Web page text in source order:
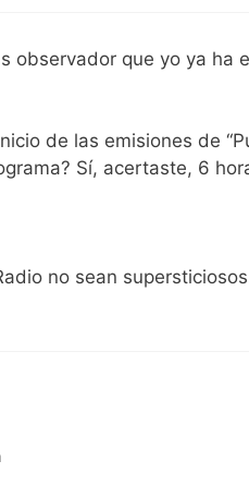
observador que yo ya ha
de las emisiones de
Sí, acertaste, 6
no sean